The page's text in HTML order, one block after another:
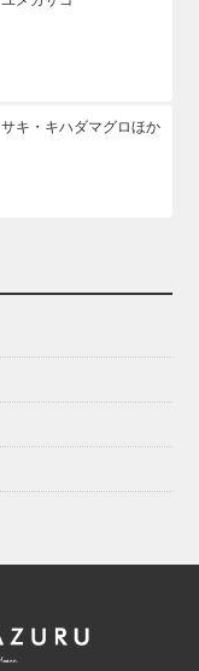
キ・キハダマグロほか